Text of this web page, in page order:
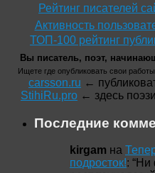
Рейтинг писателей
Активность
ТОП-100 рейтинг
Вы писатель, поэт,
Ищете где опубликовать свои
carsson.ru ←
StihiRu.pro ← здесь
Последние
kirgam на
подросток!: “Ни